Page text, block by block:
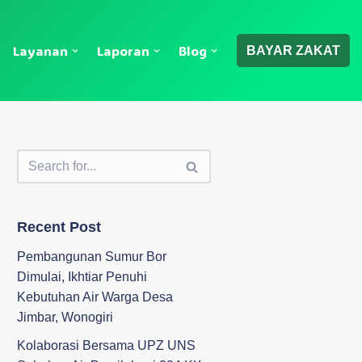
Layanan Laporan Blog BAYAR ZAKAT
Recent Post
Pembangunan Sumur Bor
Dimulai, Ikhtiar Penuhi
Kebutuhan Air Warga Desa
Jimbar, Wonogiri
Kolaborasi Bersama UPZ UNS